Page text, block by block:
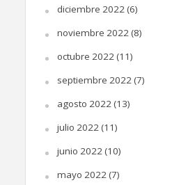
diciembre 2022(6)
noviembre 2022(8)
octubre 2022(11)
septiembre 2022(7)
agosto 2022(13)
julio 2022(11)
junio 2022(10)
mayo 2022(7)